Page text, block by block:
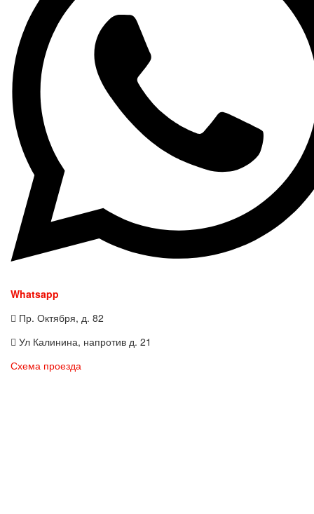
Whatsapp
Пр. Октября, д. 82
Ул Калинина, напротив д. 21
Схема проезда